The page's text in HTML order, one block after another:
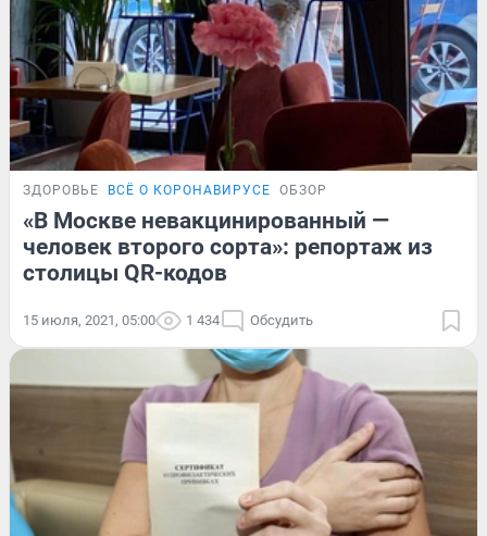
ЗДОРОВЬЕ ВСЁ О КОРОНАВИРУСЕ ОБЗОР
«В Москве невакцинированный —
человек второго сорта»: репортаж из
столицы QR-кодов
15 июля, 2021, 05:00 1 434 Обсудить